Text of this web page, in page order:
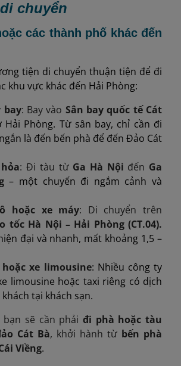
chuyển
các thành phố khác đến
tiện di chuyển thuận tiện để đi
khu vực khác đến Hải Phòng:
bay: Bay vào Sân bay quốc tế Cát
Hải Phòng. Từ sân bay, chỉ cần đi
là đến bến phà để đến Đảo Cát
: Đi tàu từ Ga Hà Nội đến Ga
– một chuyến đi ngắm cảnh và
hoặc xe máy: Di chuyển trên
tốc Hà Nội – Hải Phòng (CT.04).
đại và nhanh, mất khoảng 1,5 –
xe limousine: Nhiều công ty
limousine hoặc taxi riêng có dịch
tại khách sạn.
sẽ cần phải đi phà hoặc tàu
Cát Bà, khởi hành từ bến phà
Viềng.